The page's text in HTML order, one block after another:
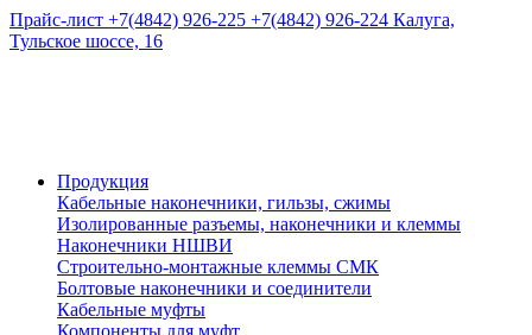
Прайс-лист +7(4842) 926-225 +7(4842) 926-224 Калуга,
Тульское шоссе, 16
Продукция
Кабельные наконечники, гильзы, сжимы
Изолированные разъемы, наконечники и клеммы
Наконечники НШВИ
Строительно-монтажные клеммы СМК
Болтовые наконечники и соединители
Кабельные муфты
Компоненты для муфт